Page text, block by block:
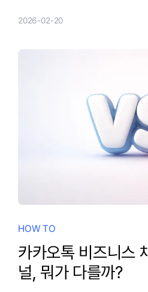
2026-02-20
HOW TO
카카오톡 비즈니스
널, 뭐가 다를까?